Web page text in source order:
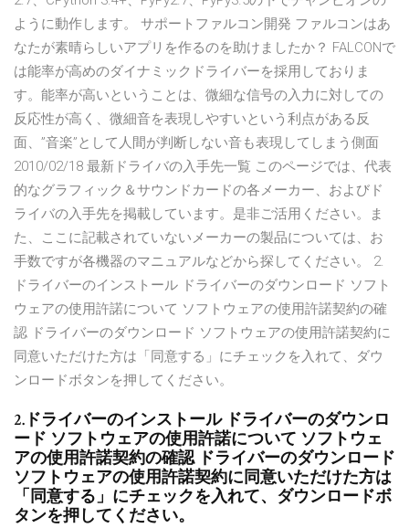
ように動作します。 サポートファルコン開発 ファルコンはあ
なたが素晴らしいアプリを作るのを助けましたか？ FALCONで
は能率が高めのダイナミックドライバーを採用しておりま
す。能率が高いということは、微細な信号の入力に対しての
反応性が高く、微細音を表現しやすいという利点がある反
面、”音楽”として人間が判断しない音も表現してしまう側面
2010/02/18 最新ドライバの入手先一覧 このページでは、代表
的なグラフィック＆サウンドカードの各メーカー、およびド
ライバの入手先を掲載しています。是非ご活用ください。ま
た、ここに記載されていないメーカーの製品については、お
手数ですが各機器のマニュアルなどから探してください。 2.
ドライバーのインストール ドライバーのダウンロード ソフト
ウェアの使用許諾について ソフトウェアの使用許諾契約の確
認 ドライバーのダウンロード ソフトウェアの使用許諾契約に
同意いただけた方は「同意する」にチェックを入れて、ダウ
ンロードボタンを押してください。
2.ドライバーのインストール ドライバーのダウンロ
ード ソフトウェアの使用許諾について ソフトウェ
アの使用許諾契約の確認 ドライバーのダウンロード
ソフトウェアの使用許諾契約に同意いただけた方は
「同意する」にチェックを入れて、ダウンロードボ
タンを押してください。